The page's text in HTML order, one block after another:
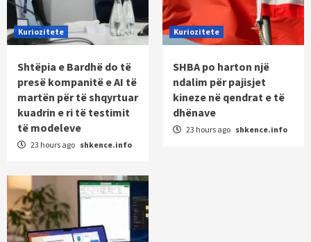
Kuriozitete
Shtëpia e Bardhë do të
presë kompanitë e AI të
martën për të shqyrtuar
kuadrin e ri të testimit
të modeleve
23 hours ago shkence.info
Kuriozitete
SHBA po harton një
ndalim për pajisjet
kineze në qendrat e të
dhënave
23 hours ago shkence.info